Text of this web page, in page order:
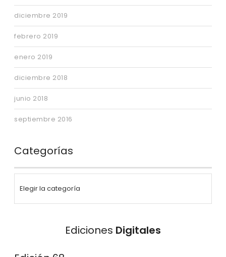
diciembre 2019
febrero 2019
enero 2019
diciembre 2018
junio 2018
septiembre 2016
Categorías
Ediciones Digitales